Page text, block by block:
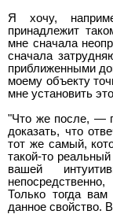
Я хочу,
принадлежит
мне сначала
сначала
приближенными
моему объекту
мне установить
"Что же после, —
доказать, что
тот же самый,
такой-то реальный
вашей
Только тогда
данное свойство.